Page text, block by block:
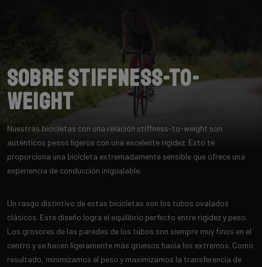
Sobre Stiffness-to-
Weight
Nuestras bicicletas con una relación stiffness-to-weight son
auténticos pesos ligeros con una excelente rigidez. Esto te
proporciona una bicicleta extremadamente sensible que ofrece una
experiencia de conducción inigualable.
Un rasgo distintivo de estas bicicletas son los tubos ovalados
clásicos. Este diseño logra el equilibrio perfecto entre rigidez y peso.
Los grosores de las paredes de los tubos son siempre muy finos en el
centro y se hacen ligeramente más gruesos hacia los extremos. Como
resultado, minimizamos el peso y maximizamos la transferencia de